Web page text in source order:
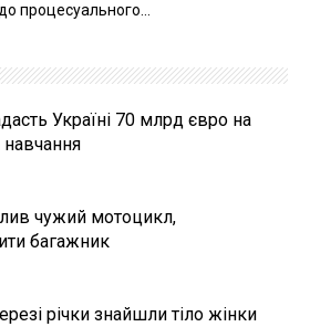
процесуального...
Україні 70 млрд євро на
чужий мотоцикл,
багажник
річки знайшли тіло жінки